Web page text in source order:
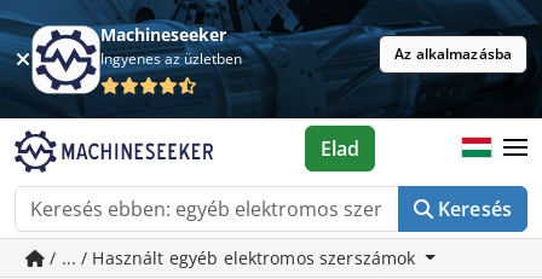
Machineseeker
Ingyenes az üzletben Az alkalmazásba
Keresés
Elad
/ ... / Használt egyéb elektromos szerszámok